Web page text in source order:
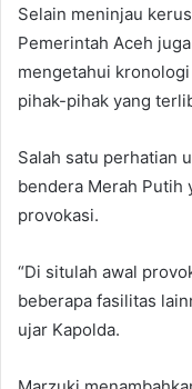
Selain meninjau
Pemerintah Aceh
mengetahui
pihak-pihak yang
Salah satu perhatian
bendera Merah Putih
provokasi.
“Di situlah awal
beberapa fasilitas
ujar Kapolda.